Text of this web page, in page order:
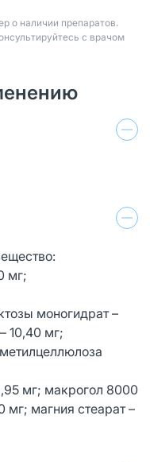
о наличии препаратов.
с врачом
мг;
моногидрат –
10,40 мг;
мг; макрогол 8000
мг; магния стеарат –